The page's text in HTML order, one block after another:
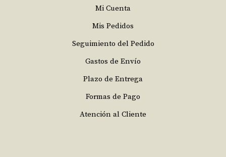
Mi Cuenta
Mis Pedidos
Seguimiento del Pedido
Gastos de Envío
Plazo de Entrega
Formas de Pago
Atención al Cliente